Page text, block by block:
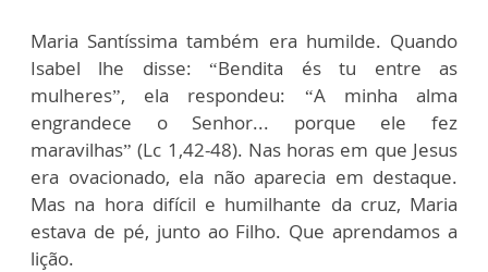
Maria Santíssima também era humilde. Quando
Isabel lhe disse: “Bendita és tu entre as
mulheres”, ela respondeu: “A minha alma
engrandece o Senhor... porque ele fez
maravilhas” (Lc 1,42-48). Nas horas em que Jesus
era ovacionado, ela não aparecia em destaque.
Mas na hora difícil e humilhante da cruz, Maria
estava de pé, junto ao Filho. Que aprendamos a
lição.